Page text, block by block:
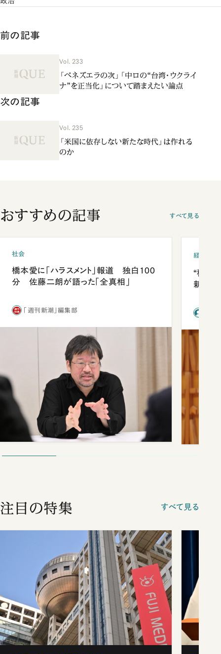
前の記事
Vol. 233
「ベネズエラの次」「中ロの“台湾・ウクライ
ナ”を正当化」について踏まえたい論点
次の記事
Vol. 235
「米国に依存しない新たな時代」は作れる
のか
おすすめの記事 すべて見る
社会
橋本愛に「ハラスメント」報道 独白100
分 佐藤二朗が語った「全真相」
「週刊新潮」編集部
経済・ビ
“稼ぎ
新社長
注目の特集 すべて見る